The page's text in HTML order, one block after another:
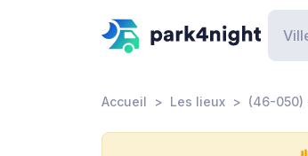
Accueil Les lieux (46-050)